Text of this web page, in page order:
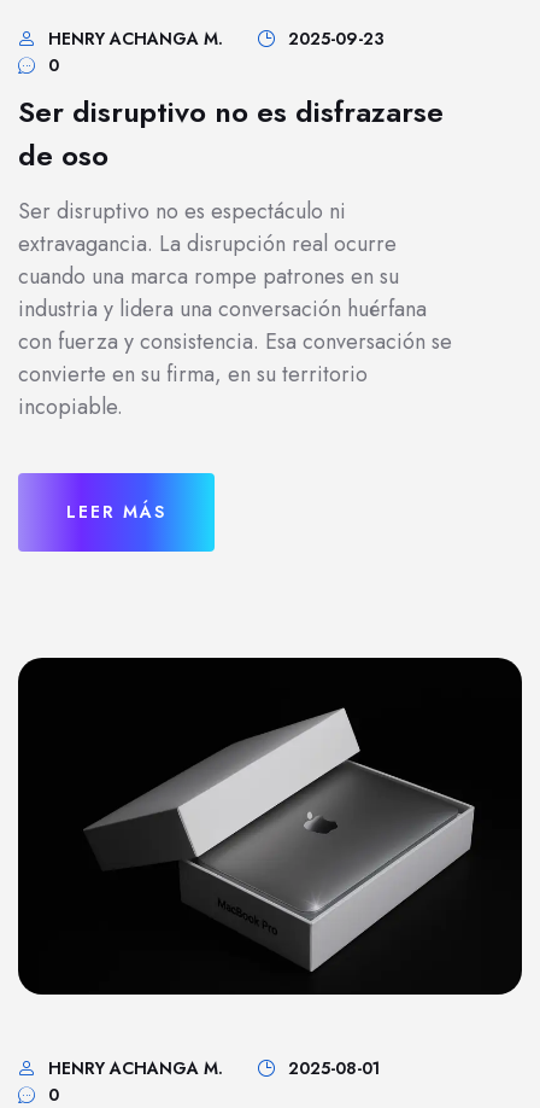
HENRY ACHANGA M.
2025-09-23
0
Ser disruptivo no es disfrazarse
de oso
Ser disruptivo no es espectáculo ni
extravagancia. La disrupción real ocurre
cuando una marca rompe patrones en su
industria y lidera una conversación huérfana
con fuerza y consistencia. Esa conversación se
convierte en su firma, en su territorio
incopiable.
LEER MÁS
HENRY ACHANGA M.
2025-08-01
0